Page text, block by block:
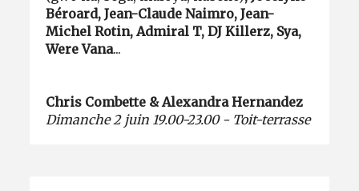
Béroard, Jean-Claude Naimro, Jean-
Michel Rotin, Admiral T, DJ Killerz, Sya,
Were Vana...
Chris Combette & Alexandra Hernandez
Dimanche 2 juin 19.00-23.00 - Toit-terrasse